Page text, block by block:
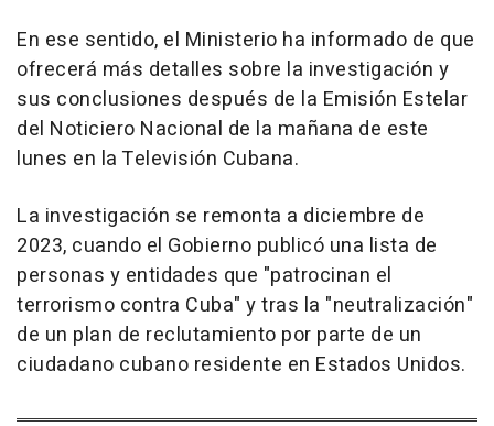
En ese sentido, el Ministerio ha informado de que
ofrecerá más detalles sobre la investigación y
sus conclusiones después de la Emisión Estelar
del Noticiero Nacional de la mañana de este
lunes en la Televisión Cubana.
La investigación se remonta a diciembre de
2023, cuando el Gobierno publicó una lista de
personas y entidades que "patrocinan el
terrorismo contra Cuba" y tras la "neutralización"
de un plan de reclutamiento por parte de un
ciudadano cubano residente en Estados Unidos.